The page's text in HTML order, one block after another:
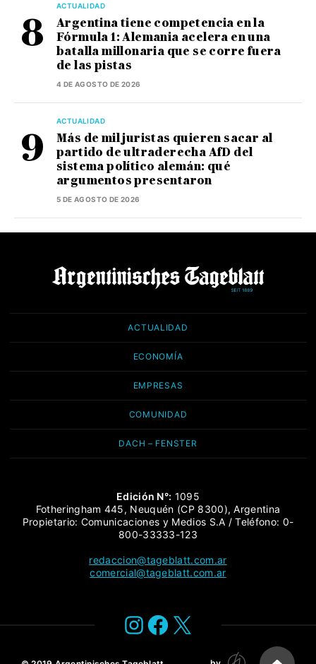
ACTUALIDAD
Argentina tiene competencia en la
Fórmula 1: Alemania acelera en una
batalla millonaria que se corre fuera
de las pistas
4 DE AGOSTO DE 2026
ACTUALIDAD
Más de mil juristas quieren sacar al
partido de ultraderecha AfD del
sistema político alemán: qué
argumentos presentaron
5 DE AGOSTO DE 2026
ACTUALIDAD
ECONOMÍA
EMPRESAS
COMUNIDAD
DACH – FENSTER
Edición N°: 1095
Fotheringham 445, Neuquén (CP 8300), Argentina
Propietario: Comunicaciones y Medios S.A / Teléfono: 0-
800-33333-123
redaccion@tageblatt.com.ar
comercial@tageblatt.com.ar
Instagram
Facebook
X